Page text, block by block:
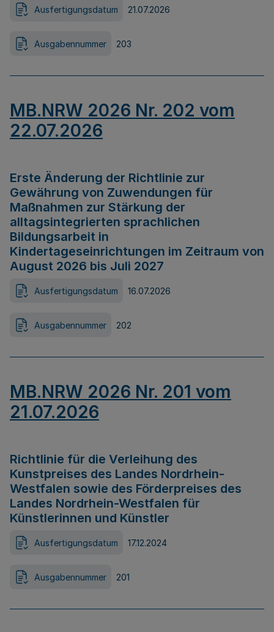
Ausfertigungsdatum 21.07.2026
Ausgabennummer 203
MB.NRW 2026 Nr. 202 vom
22.07.2026
Erste Änderung der Richtlinie zur
Gewährung von Zuwendungen für
Maßnahmen zur Stärkung der
alltagsintegrierten sprachlichen
Bildungsarbeit in
Kindertageseinrichtungen im Zeitraum von
August 2026 bis Juli 2027
Ausfertigungsdatum 16.07.2026
Ausgabennummer 202
MB.NRW 2026 Nr. 201 vom
21.07.2026
Richtlinie für die Verleihung des
Kunstpreises des Landes Nordrhein-
Westfalen sowie des Förderpreises des
Landes Nordrhein-Westfalen für
Künstlerinnen und Künstler
Ausfertigungsdatum 17.12.2024
Ausgabennummer 201